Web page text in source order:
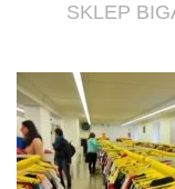
SKLEP